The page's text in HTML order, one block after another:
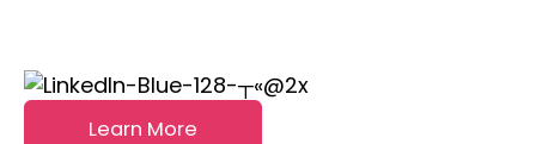
Learn More